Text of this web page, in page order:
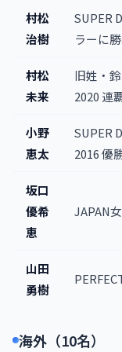
村松
治樹
SUPER
ラーに
村松
未来
旧姓・
2020 連
小野
恵太
SUPER
2016 優
坂口
優希
恵
JAPAN
山田
勇樹
海外（10名）